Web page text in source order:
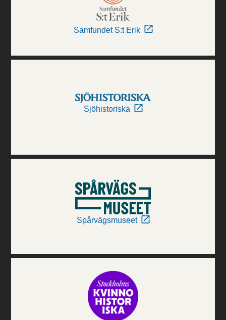
Samfundet S:t Erik
Sjöhistoriska
Spårvägsmuseet